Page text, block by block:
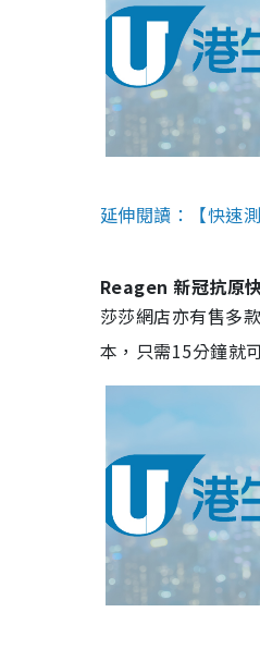
延伸閱讀：【快速
Reagen 新冠抗原
莎莎網店亦有售多
本，只需15分鐘就